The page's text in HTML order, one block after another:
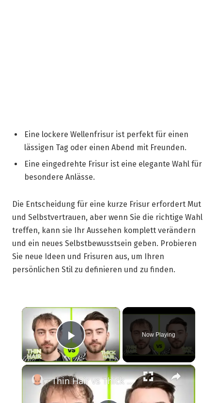
Eine lockere Wellenfrisur ist perfekt für einen
lässigen Tag oder einen Abend mit Freunden.
Eine eingedrehte Frisur ist eine elegante Wahl für
besondere Anlässe.
Die Entscheidung für eine kurze Frisur erfordert Mut
und Selbstvertrauen, aber wenn Sie die richtige Wahl
treffen, kann sie Ihr Aussehen komplett verändern
und ein neues Selbstbewusstsein geben. Probieren
Sie neue Ideen und Frisuren aus, um Ihren
persönlichen Stil zu definieren und zu finden.
×
Play Video
Now Playing
×
Thin Hair vs Thick Hair in Males: How to Tell the Difference